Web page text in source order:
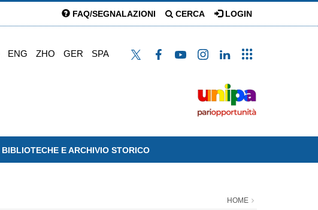
FAQ/SEGNALAZIONI CERCA LOGIN
ENG ZHO GER SPA
BIBLIOTECHE E ARCHIVIO STORICO
HOME